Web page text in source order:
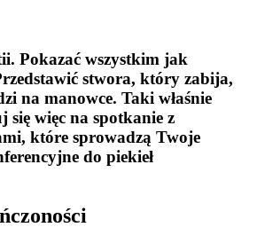
Pokazać wszystkim jak
stwora, który zabija,
na manowce. Taki właśnie
się więc na spotkanie z
które sprowadzą Twoje
do piekieł